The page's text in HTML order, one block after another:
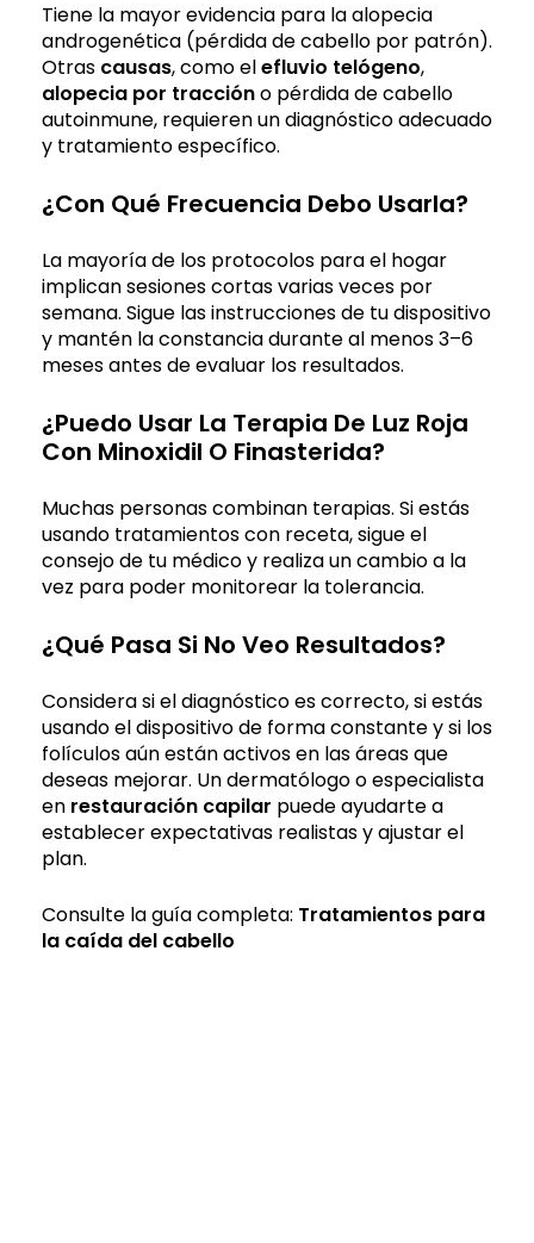
Tiene la mayor evidencia para la alopecia
androgenética (pérdida de cabello por patrón).
Otras causas, como elefluvio telógeno,
alopecia por traccióno pérdida de cabello
autoinmune, requieren un diagnóstico adecuado
y tratamiento específico.
¿Con Qué Frecuencia Debo Usarla?
La mayoría de los protocolos para el hogar
implican sesiones cortas varias veces por
semana. Sigue las instrucciones de tu dispositivo
y mantén la constancia durante al menos 3–6
meses antes de evaluar los resultados.
¿Puedo Usar La Terapia De Luz Roja
Con Minoxidil O Finasterida?
Muchas personas combinan terapias. Si estás
usando tratamientos con receta, sigue el
consejo de tu médico y realiza un cambio a la
vez para poder monitorear la tolerancia.
¿Qué Pasa Si No Veo Resultados?
Considera si el diagnóstico es correcto, si estás
usando el dispositivo de forma constante y si los
folículos aún están activos en las áreas que
deseas mejorar. Un dermatólogo o especialista
en restauración capilar puede ayudarte a
establecer expectativas realistas y ajustar el
plan.
Consulte la guía completa: Tratamientos para
la caída del cabello